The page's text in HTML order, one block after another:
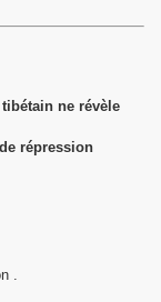
ne révèle
répression
.